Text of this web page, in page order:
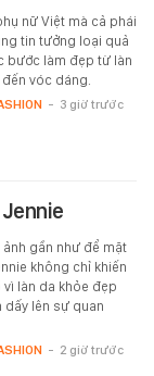
nữ Việt mà cả phái
tin tưởng loại quả
bước làm đẹp từ làn
vóc dáng.
- 3 giờ trước
gần như để mặt
không chỉ khiến
làn da khỏe đẹp
dấy lên sự quan
- 2 giờ trước